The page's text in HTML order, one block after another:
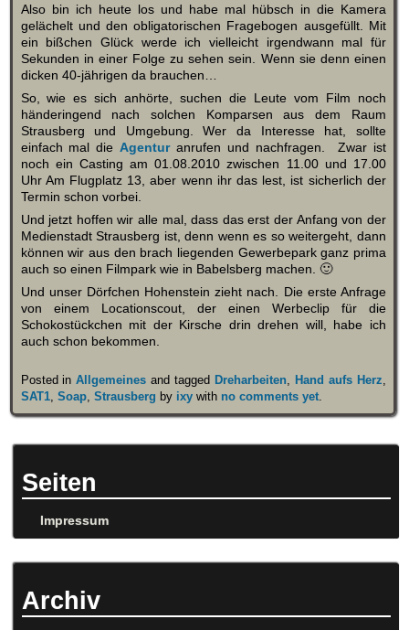
Also bin ich heute los und habe mal hübsch in die Kamera
gelächelt und den obligatorischen Fragebogen ausgefüllt. Mit
ein bißchen Glück werde ich vielleicht irgendwann mal für
Sekunden in einer Folge zu sehen sein. Wenn sie denn einen
dicken 40-jährigen da brauchen…
So, wie es sich anhörte, suchen die Leute vom Film noch
händeringend nach solchen Komparsen aus dem Raum
Strausberg und Umgebung. Wer da Interesse hat, sollte
einfach mal dieAgenturanrufen und nachfragen. Zwar ist
noch ein Casting am 01.08.2010 zwischen 11.00 und 17.00
Uhr Am Flugplatz 13, aber wenn ihr das lest, ist sicherlich der
Termin schon vorbei.
Und jetzt hoffen wir alle mal, dass das erst der Anfang von der
Medienstadt Strausberg ist, denn wenn es so weitergeht, dann
können wir aus den brach liegenden Gewerbepark ganz prima
auch so einen Filmpark wie in Babelsberg machen. 🙂
Und unser Dörfchen Hohenstein zieht nach. Die erste Anfrage
von einem Locationscout, der einen Werbeclip für die
Schokostückchen mit der Kirsche drin drehen will, habe ich
auch schon bekommen.
Posted inAllgemeines and tagged Dreharbeiten, Hand aufs Herz,
SAT1, Soap, Strausberg by ixywith no comments yet.
Seiten
Impressum
Archiv